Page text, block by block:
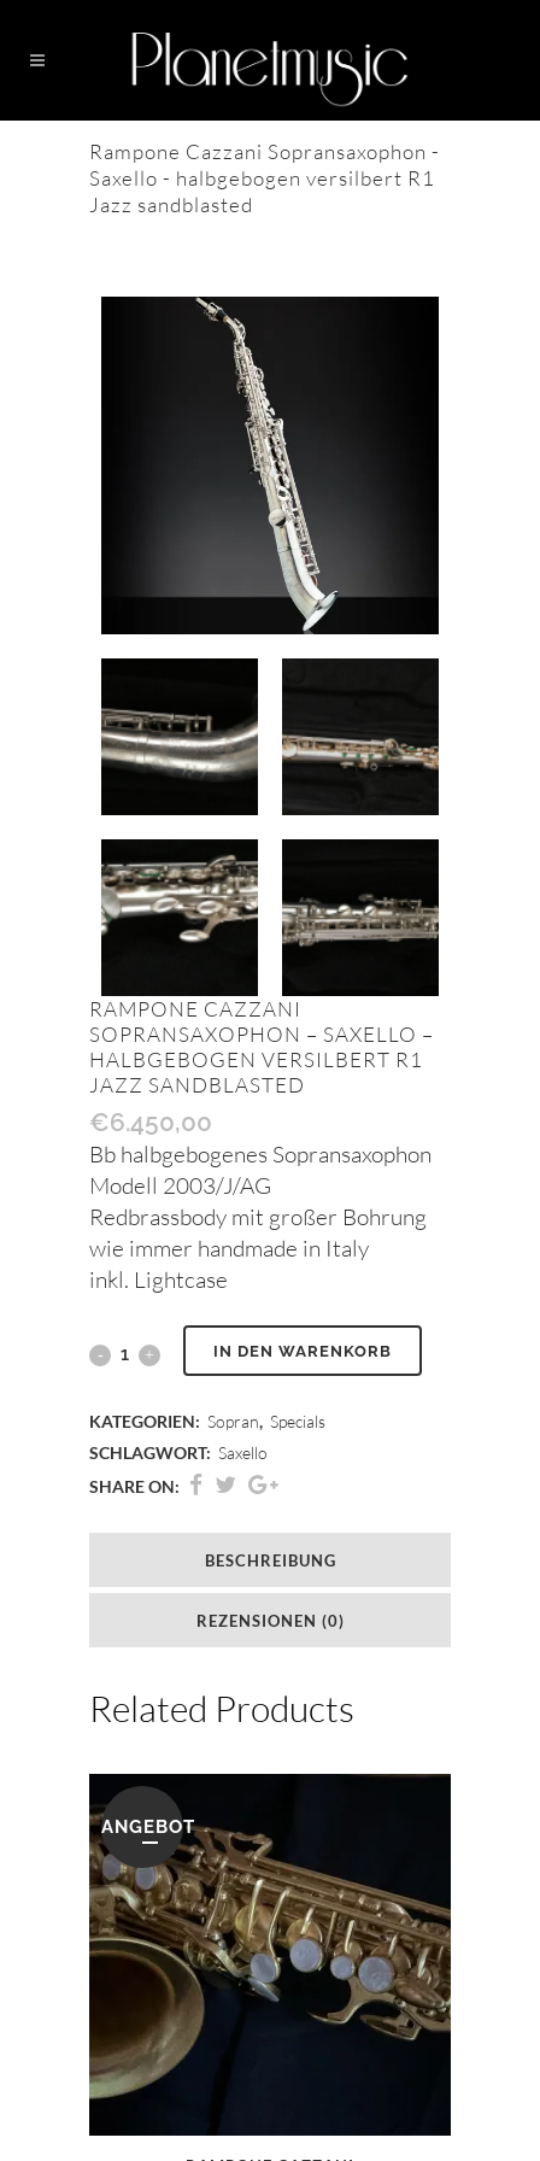
Rampone Cazzani Sopransaxophon -
Saxello - halbgebogen versilbert R1
Jazz sandblasted
RAMPONE CAZZANI
SOPRANSAXOPHON – SAXELLO –
HALBGEBOGEN VERSILBERT R1
JAZZ SANDBLASTED
€6.450,00
Bb halbgebogenes Sopransaxophon
Modell 2003/J/AG
Redbrassbody mit großer Bohrung
wie immer handmade in Italy
inkl. Lightcase
IN DEN WARENKORB
KATEGORIEN: Sopran, Specials
SCHLAGWORT: Saxello
SHARE ON:
BESCHREIBUNG
REZENSIONEN (0)
Related Products
ANGEBOT